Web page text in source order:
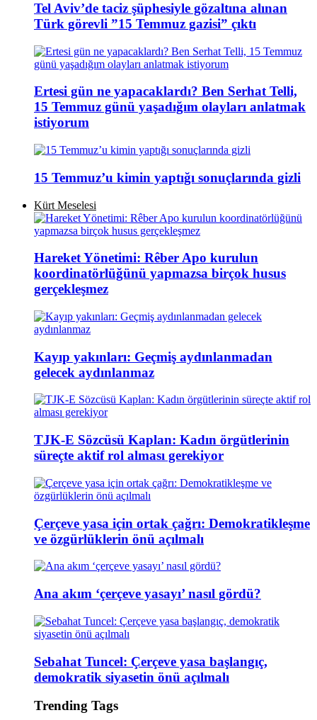
Tel Aviv’de taciz şüphesiyle gözaltına alınan
Türk görevli ”15 Temmuz gazisi” çıktı
Ertesi gün ne yapacaklardı? Ben Serhat Telli,
15 Temmuz günü yaşadığım olayları anlatmak
istiyorum
15 Temmuz’u kimin yaptığı sonuçlarında gizli
Kürt Meselesi
Hareket Yönetimi: Rêber Apo kurulun
koordinatörlüğünü yapmazsa birçok husus
gerçekleşmez
Kayıp yakınları: Geçmiş aydınlanmadan
gelecek aydınlanmaz
TJK-E Sözcüsü Kaplan: Kadın örgütlerinin
süreçte aktif rol alması gerekiyor
Çerçeve yasa için ortak çağrı: Demokratikleşme
ve özgürlüklerin önü açılmalı
Ana akım ‘çerçeve yasayı’ nasıl gördü?
Sebahat Tuncel: Çerçeve yasa başlangıç,
demokratik siyasetin önü açılmalı
Trending Tags